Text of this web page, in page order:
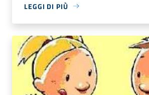
LEGGI DI PIÙ